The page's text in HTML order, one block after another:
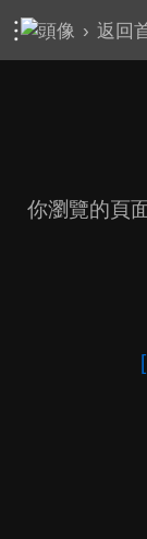
› 返回
你瀏覽的頁